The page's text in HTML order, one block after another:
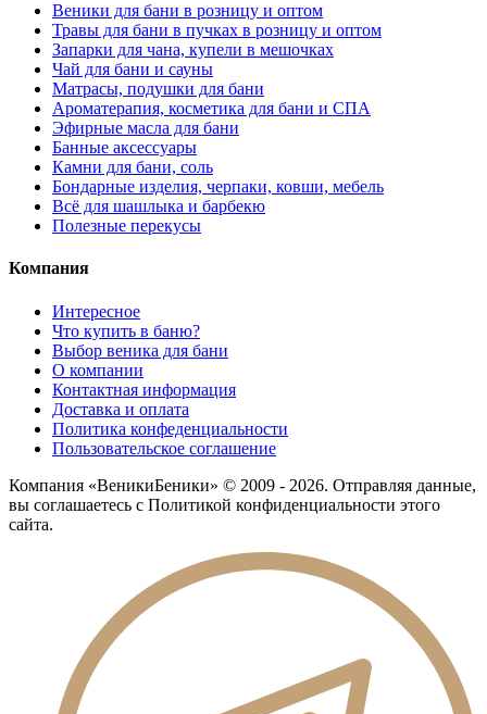
Веники для бани в розницу и оптом
Травы для бани в пучках в розницу и оптом
Запарки для чана, купели в мешочках
Чай для бани и сауны
Матрасы, подушки для бани
Ароматерапия, косметика для бани и СПА
Эфирные масла для бани
Банные аксессуары
Камни для бани, соль
Бондарные изделия, черпаки, ковши, мебель
Всё для шашлыка и барбекю
Полезные перекусы
Компания
Интересное
Что купить в баню?
Выбор веника для бани
О компании
Контактная информация
Доставка и оплата
Политика конфеденциальности
Пользовательское соглашение
Компания «ВеникиБеники» © 2009 - 2026. Отправляя данные,
вы соглашаетесь с Политикой конфиденциальности этого
сайта.